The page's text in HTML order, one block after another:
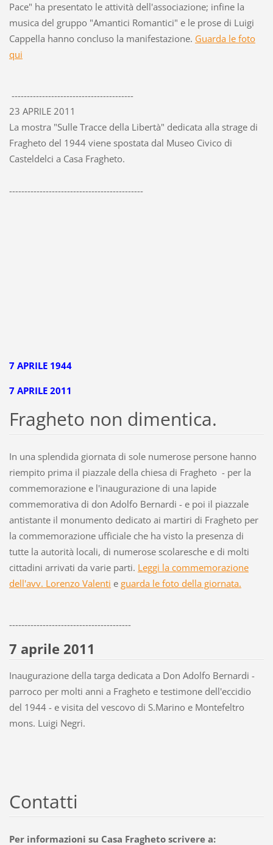
Pace" ha presentato le attività dell'associazione; infine la
musica del gruppo "Amantici Romantici" e le prose di Luigi
Cappella hanno concluso la manifestazione. Guarda le foto
qui
----------------------------------------
23 APRILE 2011
La mostra "Sulle Tracce della Libertà" dedicata alla strage di
Fragheto del 1944 viene spostata dal Museo Civico di
Casteldelci a Casa Fragheto.
--------------------------------------------
7 APRILE 1944
7 APRILE 2011
Fragheto non dimentica.
In una splendida giornata di sole numerose persone hanno
riempito prima il piazzale della chiesa di Fragheto - per la
commemorazione e l'inaugurazione di una lapide
commemorativa di don Adolfo Bernardi - e poi il piazzale
antistante il monumento dedicato ai martiri di Fragheto per
la commemorazione ufficiale che ha visto la presenza di
tutte la autorità locali, di numerose scolaresche e di molti
cittadini arrivati da varie parti. Leggi la commemorazione
dell'avv. Lorenzo Valenti e guarda le foto della giornata.
----------------------------------------
7 aprile 2011
Inaugurazione della targa dedicata a Don Adolfo Bernardi -
parroco per molti anni a Fragheto e testimone dell'eccidio
del 1944 - e visita del vescovo di S.Marino e Montefeltro
mons. Luigi Negri.
Contatti
Per informazioni su Casa Fragheto scrivere a: